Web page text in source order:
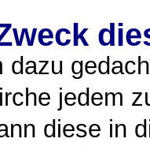
dazu
jedem
diese in